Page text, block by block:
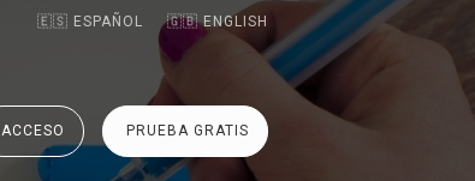
🇪🇸 ESPAÑOL 🇬🇧 ENGLISH
ACCESO PRUEBA GRATIS